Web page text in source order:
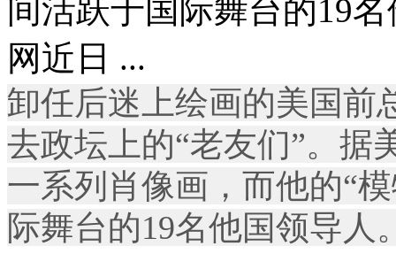
间活跃于国际舞台的19
网近日 ...
卸任后迷上绘画的美国前
去政坛上的“老友们”。据
一系列肖像画，而他的“
际舞台的19名他国领导人